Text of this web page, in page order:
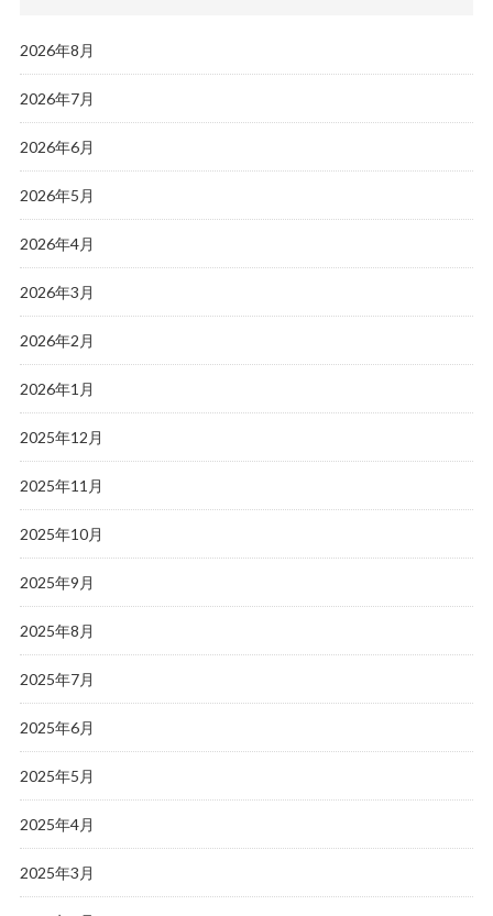
2026年8月
2026年7月
2026年6月
2026年5月
2026年4月
2026年3月
2026年2月
2026年1月
2025年12月
2025年11月
2025年10月
2025年9月
2025年8月
2025年7月
2025年6月
2025年5月
2025年4月
2025年3月